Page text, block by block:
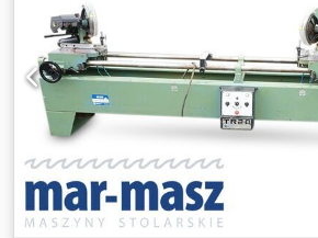
Spanner blockiert, der mit einer
versehen ist, um empfindliche Rahmen
beschädigen. Der Anschlag ist
gewünschten Abstand zwei Klammern
Csdpfx Aoyy S Uaodkjha Die Joint 502
Unterschliedliche Klammern auch
Abmessungen im gewünschten
kann, wobei die Beiden
positioniert werden. Standort: ab Lager
sofort verfügbar -